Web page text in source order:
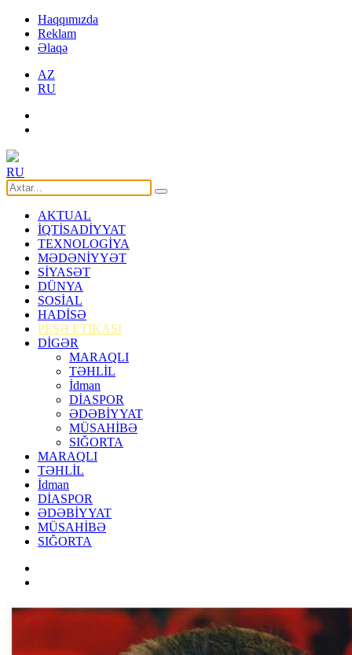
Haqqımızda
Reklam
Əlaqə
AZ
RU
RU
AKTUAL
İQTİSADİYYAT
TEXNOLOGİYA
MƏDƏNİYYƏT
SİYASƏT
DÜNYA
SOSİAL
HADİSƏ
PEŞƏ ETİKASI
DİGƏR
MARAQLI
TƏHLİL
İdman
DİASPOR
ƏDƏBİYYAT
MÜSAHİBƏ
SIĞORTA
MARAQLI
TƏHLİL
İdman
DİASPOR
ƏDƏBİYYAT
MÜSAHİBƏ
SIĞORTA